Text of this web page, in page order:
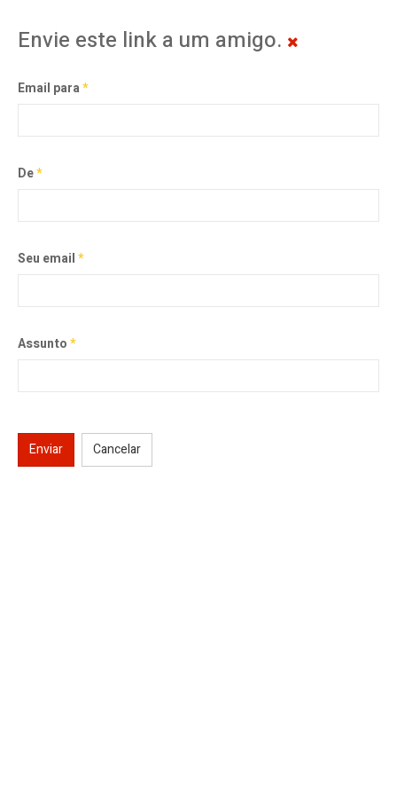
Envie este link a um amigo.
Email para*
De*
Seu email*
Assunto*
Enviar Cancelar